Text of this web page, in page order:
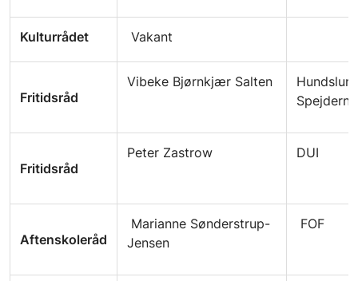
Kulturrådet Vakant
Fritidsråd
Vibeke Bjørnkjær Salten
Spejderne
Fritidsråd
Peter Zastrow DUI
Aftenskoleråd
Marianne Sønderstrup-
Jensen
FOF